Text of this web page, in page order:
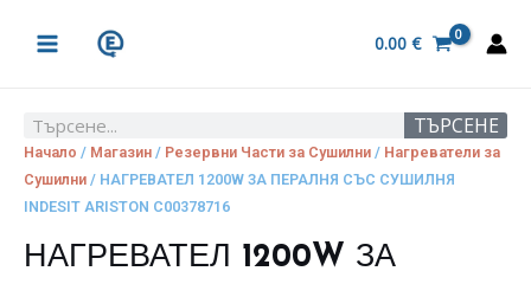
MENU
0.00 €
Search ТЪРСЕНЕ
Начало / Магазин / Резервни Части за Сушилни / Нагреватели за
Сушилни / НАГРЕВАТЕЛ 1200W ЗА ПЕРАЛНЯ СЪС СУШИЛНЯ
INDESIT ARISTON C00378716
НАГРЕВАТЕЛ 1200W ЗА